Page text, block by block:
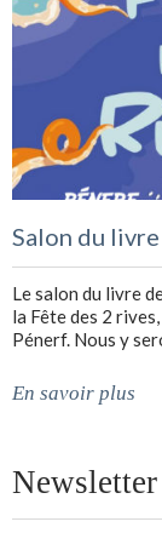
Salon du
Le salon du livre
la Fête des 2
Pénerf. Nous y
En savoir plus
Newsletter